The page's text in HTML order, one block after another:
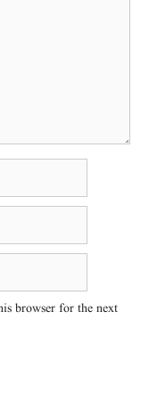
browser for the next